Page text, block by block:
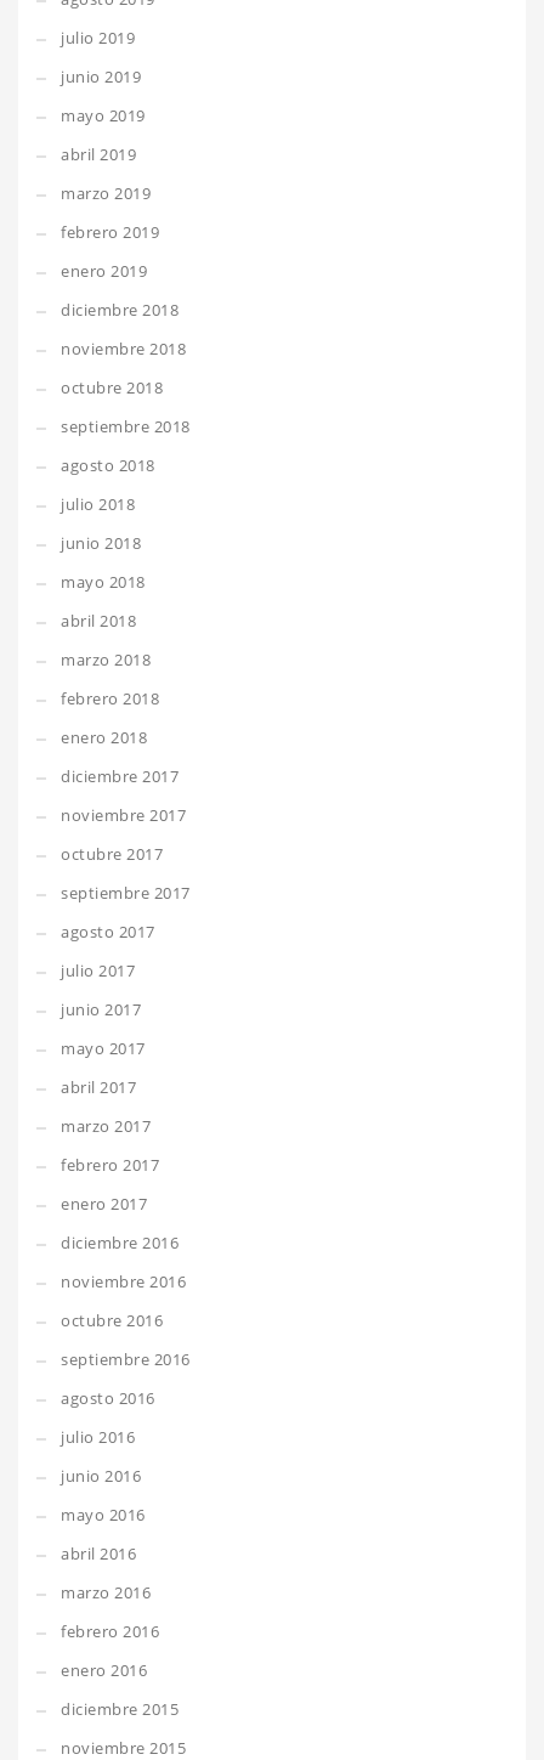
julio 2019
junio 2019
mayo 2019
abril 2019
marzo 2019
febrero 2019
enero 2019
diciembre 2018
noviembre 2018
octubre 2018
septiembre 2018
agosto 2018
julio 2018
junio 2018
mayo 2018
abril 2018
marzo 2018
febrero 2018
enero 2018
diciembre 2017
noviembre 2017
octubre 2017
septiembre 2017
agosto 2017
julio 2017
junio 2017
mayo 2017
abril 2017
marzo 2017
febrero 2017
enero 2017
diciembre 2016
noviembre 2016
octubre 2016
septiembre 2016
agosto 2016
julio 2016
junio 2016
mayo 2016
abril 2016
marzo 2016
febrero 2016
enero 2016
diciembre 2015
noviembre 2015